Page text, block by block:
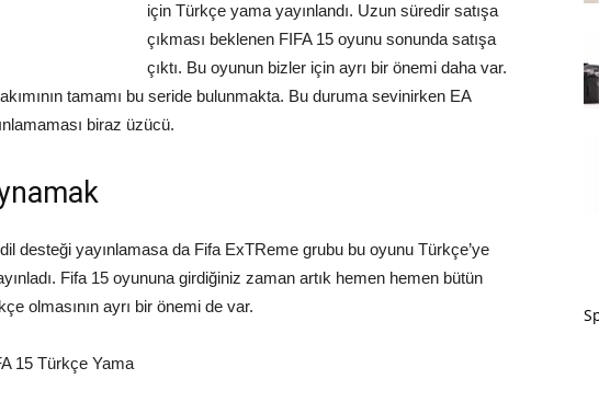
için Türkçe yama yayınlandı. Uzun süredir satışa
çıkması beklenen FIFA 15 oyunu sonunda satışa
çıktı. Bu oyunun bizler için ayrı bir önemi daha var.
tamamı bu seride bulunmakta. Bu duruma sevinirken EA
biraz üzücü.
desteği yayınlamasa da Fifa ExTReme grubu bu oyunu Türkçe’ye
Fifa 15 oyununa girdiğiniz zaman artık hemen hemen bütün
olmasının ayrı bir önemi de var.